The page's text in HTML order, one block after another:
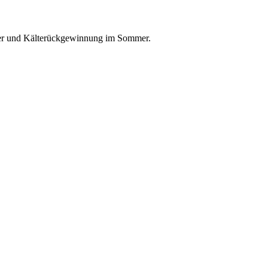
und Kälterückgewinnung im Sommer.